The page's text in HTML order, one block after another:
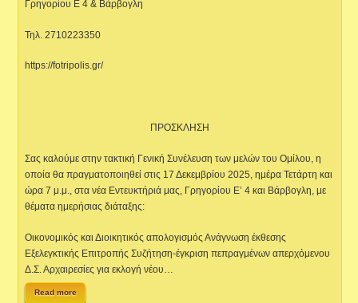
Γρηγορίου Ε 4 & Βάρβογλη
Τηλ. 2710223350
https://fotripolis.gr/
ΠΡΟΣΚΛΗΣΗ
Σας καλούμε στην τακτική Γενική Συνέλευση των μελών του Ομίλου, η
οποία θα πραγματοποιηθεί στις 17 Δεκεμβρίου 2025, ημέρα Τετάρτη και
ώρα 7 μ.μ., στα νέα Εντευκτήριά μας, Γρηγορίου Ε’ 4 και Βάρβογλη, με
θέματα ημερήσιας διάταξης:
Οικονομικός και Διοικητικός απολογισμός Ανάγνωση έκθεσης
Εξελεγκτικής Επιτροπής Συζήτηση-έγκριση πεπραγμένων απερχόμενου
Δ.Σ. Αρχαιρεσίες για εκλογή νέου…
Read more